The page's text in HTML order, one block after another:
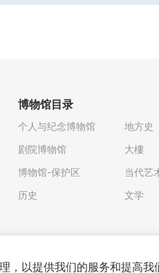
博物馆目录
个人与纪念博物馆
剧院博物馆
博物馆-保护区
历史
地方史
大樓
当代艺
文学
，以提供我们的服务和提高我